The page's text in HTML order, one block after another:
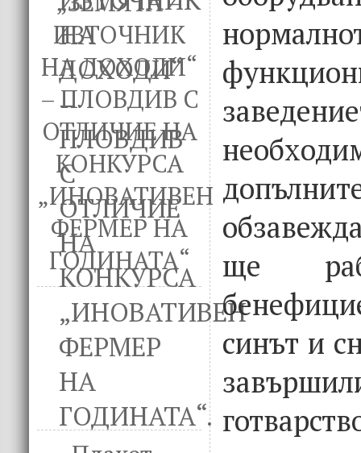
ИЗТОЧНИК
НА ДОХОДИ“
– ПЛОВДИВ С
ОТЛИЧИЕ НА
КОНКУРСА
„ИНОВАТИВЕН
ФЕРМЕР НА
ГОДИНАТА“
ще
синът и